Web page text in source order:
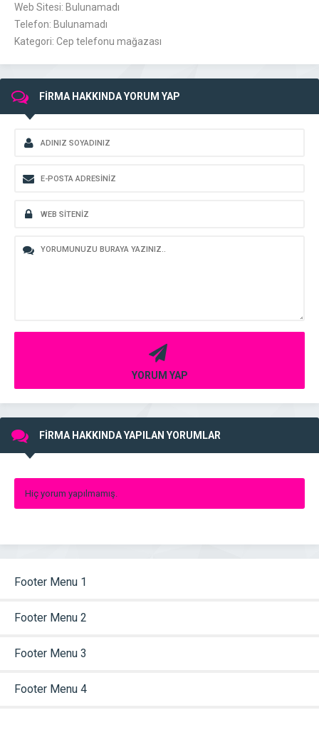
Web Sitesi: Bulunamadı
Telefon: Bulunamadı
Kategori: Cep telefonu mağazası
FİRMA HAKKINDA YORUM YAP
YORUM YAP
FİRMA HAKKINDA YAPILAN YORUMLAR
Hiç yorum yapılmamış.
Footer Menu 1
Footer Menu 2
Footer Menu 3
Footer Menu 4